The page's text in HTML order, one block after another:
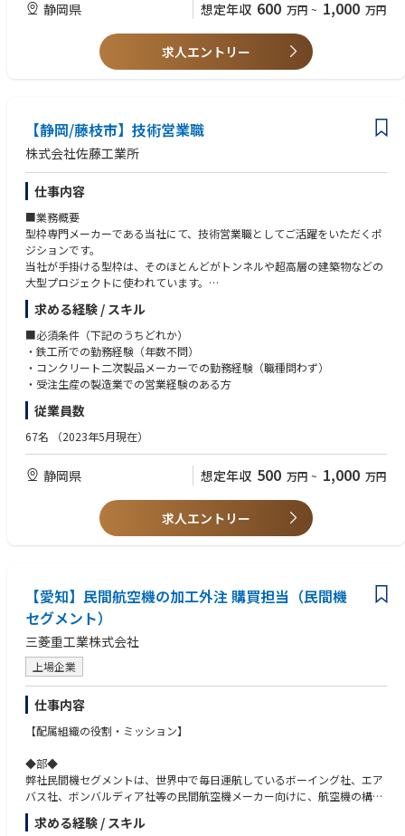
スズキにおけるエネルギー供給を司る私たち設備・保全グループは、自動
ため、"ＣＡＳＥ"と"カーボンニュートラル"を実現できる工場や施設をつ
くっていきます。
・配属拠点：本社
・就業時間・フレックス適用：基本8:45~17:30 フレックス適用職場
・配属チームの年齢層や人数：平均年齢43歳。20代～60代まで各年代の
方が所属しています。
〇身に付けられるスキル、知識
①エネルギー設備や防消火設備に関する知識、設計や施工管理、改善能力
②カーボンニュートラルに関する知識、技術
〇この仕事ならではの経験できること
・カーボンニュートラルという目的・目標の下、社内外の様々な方と協業
や情報交換をし、見聞を広められる
〇現在・将来任せたい業務、ポジション
・エネルギー設備に関する知識やスキルを活かし、組織の中堅を担って頂
きたい。
・技術や管理能力、頑張りに応じ、将来は役職者・管理職或いはスペシャ
リストとして活躍頂きます。
・設計で活躍したい方、施工管理や改善で活躍したい方、それぞれの方の
志向に合った業務を担当頂く事も状況に応じ可能です。
・海外工場の建設が多数計画されています。現地との打ち合わせや施工管
理に出張や駐在をして頂ける方は大歓迎！！致します。
普通自動車運転免許証（AT限定OK、MT歓迎）
≪必須となるTOEICスコア・語学力水準≫
静岡県 想定年収 600 万円 ~ 1,000 万円
求人エントリー
【静岡/藤枝市】技術営業職
株式会社佐藤工業所
仕事内容
■業務概要
型枠専門メーカーである当社にて、技術営業職としてご活躍をいただくポ
ジションです。
当社が手掛ける型枠は、そのほとんどがトンネルや超高層の建築物などの
大型プロジェクトに使われています。
当社の開発姿勢や、数々の実績により、ゼネコン各社やコンクリート二次
製品メーカーから高い信頼を得ています。
公共工事を手掛けることも多く、受注が安定しております。
■業務詳細
技術営業
┗当新規開拓（当社製品に関心をお持ちの企業リストからアプローチ）
お客様から提示された図面をベースに型枠製作の期間と金額の算出（積
算業務）
求める経験 / スキル
■必須条件（下記のうちどれか）
・鉄工所での勤務経験（年数不問）
・コンクリート二次製品メーカーでの勤務経験（職種問わず）
・受注生産の製造業での営業経験のある方
従業員数
67名 （2023年5月現在）
静岡県 想定年収 500 万円 ~ 1,000 万円
求人エントリー
【愛知】民間航空機の加工外注 購買担当（民間機
セグメント）
三菱重工業株式会社
上場企業
仕事内容
【配属組織の役割・ミッション】
◆部◆
弊社民間機セグメントは、世界中で毎日運航しているボーイング社、エア
バス社、ボンバルディア社等の民間航空機メーカー向けに、航空機の構造
体を製造・納入することで世界のインフラ構築に貢献しております。
求める経験 / スキル